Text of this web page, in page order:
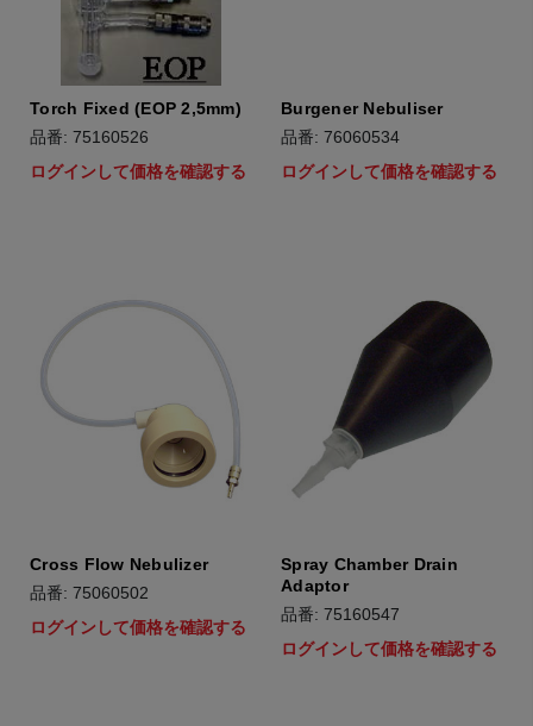
Torch Fixed (EOP 2,5mm)
品番: 75160526
ログインして価格を確認する
Burgener Nebuliser
品番: 76060534
ログインして価格を確認する
Cross Flow Nebulizer
品番: 75060502
ログインして価格を確認する
Spray Chamber Drain
Adaptor
品番: 75160547
ログインして価格を確認する